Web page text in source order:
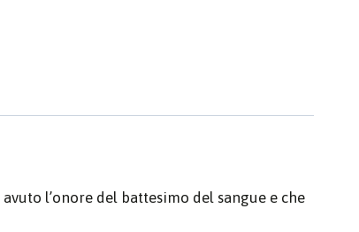
l’onore del battesimo del sangue e che